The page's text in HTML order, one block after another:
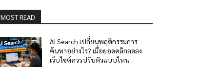
MOST READ
AI Search เปลี่ยนพฤติกรรมการ
ค้นหาอย่างไร? เมื่อยอดคลิกลดลง
เว็บไซต์ควรปรับตัวแบบไหน